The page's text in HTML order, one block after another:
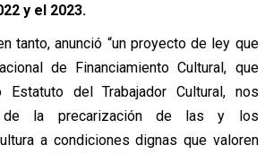
y el 2023.
tanto, anunció “un proyecto de ley que
de Financiamiento Cultural, que
del Trabajador Cultural, nos
de la precarización de las y los
a condiciones dignas que valoren